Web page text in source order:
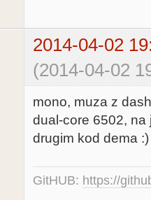
1007 RETURN
2014-04-02
(2014-04-02
mono, muza z
dual-core 6502, na
drugim kod dema :)
GitHUB: https://